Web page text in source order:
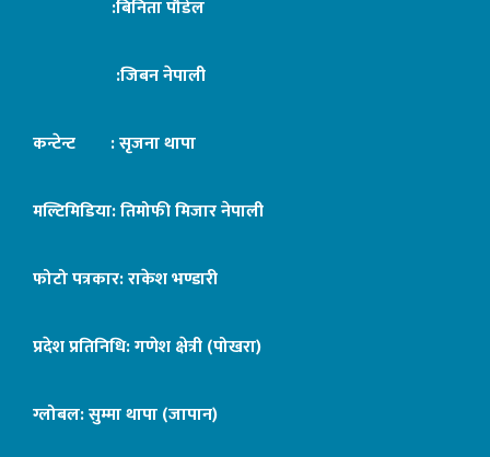
:बिनिता पौडेल
:जिबन नेपाली
कन्टेन्ट : सृजना थापा
मल्टिमिडिया: तिमोफी मिजार नेपाली
फोटो पत्रकार: राकेश भण्डारी
प्रदेश प्रतिनिधि: गणेश क्षेत्री (पोखरा)
ग्लोबल: सुम्मा थापा (जापान)